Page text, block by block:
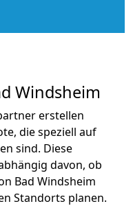
Windsheim
erstellen
die speziell auf
sind. Diese
davon, ob
Bad Windsheim
Standorts planen.